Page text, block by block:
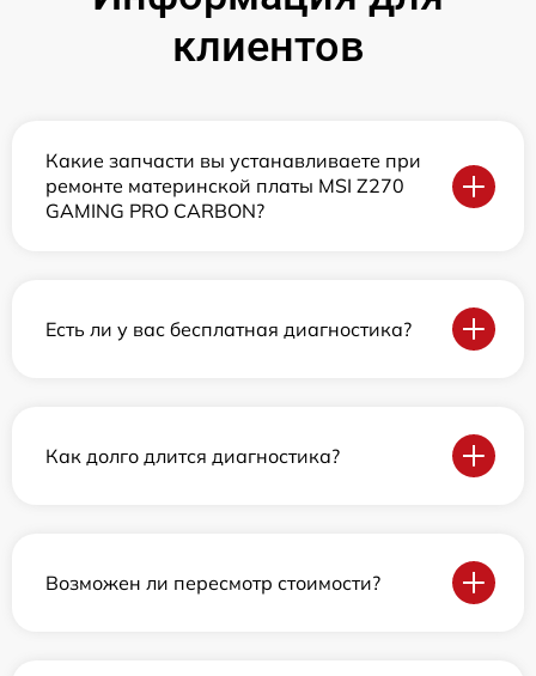
клиентов
Какие запчасти вы устанавливаете при
ремонте материнской платы MSI Z270
GAMING PRO CARBON?
Есть ли у вас бесплатная диагностика?
Как долго длится диагностика?
Возможен ли пересмотр стоимости?